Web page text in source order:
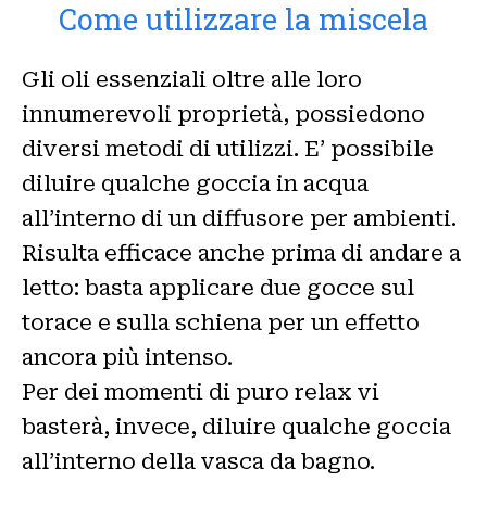
Come utilizzare la miscela
Gli oli essenziali oltre alle loro
innumerevoli proprietà, possiedono
diversi metodi di utilizzi. E’ possibile
diluire qualche goccia in acqua
all’interno di un diffusore per ambienti.
Risulta efficace anche prima di andare a
letto: basta applicare due gocce sul
torace e sulla schiena per un effetto
ancora più intenso.
Per dei momenti di puro relax vi
basterà, invece, diluire qualche goccia
all’interno della vasca da bagno.